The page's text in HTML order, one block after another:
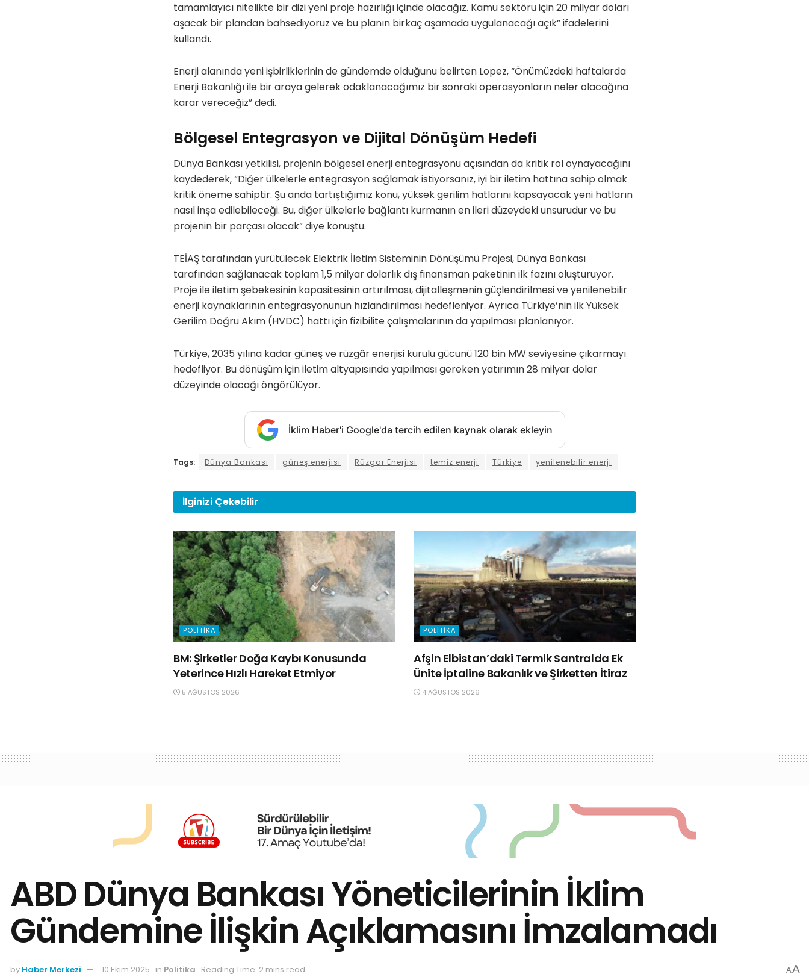
tamamlayıcı nitelikte bir dizi yeni proje hazırlığı içinde olacağız. Kamu sektörü için 20 milyar doları
aşacak bir plandan bahsediyoruz ve bu planın birkaç aşamada uygulanacağı açık” ifadelerini
kullandı.
Enerji alanında yeni işbirliklerinin de gündemde olduğunu belirten Lopez, “Önümüzdeki haftalarda
Enerji Bakanlığı ile bir araya gelerek odaklanacağımız bir sonraki operasyonların neler olacağına
karar vereceğiz” dedi.
Bölgesel Entegrasyon ve Dijital Dönüşüm Hedefi
Dünya Bankası yetkilisi, projenin bölgesel enerji entegrasyonu açısından da kritik rol oynayacağını
kaydederek, “Diğer ülkelerle entegrasyon sağlamak istiyorsanız, iyi bir iletim hattına sahip olmak
kritik öneme sahiptir. Şu anda tartıştığımız konu, yüksek gerilim hatlarını kapsayacak yeni hatların
nasıl inşa edilebileceği. Bu, diğer ülkelerle bağlantı kurmanın en ileri düzeydeki unsurudur ve bu
projenin bir parçası olacak” diye konuştu.
TEİAŞ tarafından yürütülecek Elektrik İletim Sisteminin Dönüşümü Projesi, Dünya Bankası
tarafından sağlanacak toplam 1,5 milyar dolarlık dış finansman paketinin ilk fazını oluşturuyor.
Proje ile iletim şebekesinin kapasitesinin artırılması, dijitalleşmenin güçlendirilmesi ve yenilenebilir
enerji kaynaklarının entegrasyonunun hızlandırılması hedefleniyor. Ayrıca Türkiye’nin ilk Yüksek
Gerilim Doğru Akım (HVDC) hattı için fizibilite çalışmalarının da yapılması planlanıyor.
Türkiye, 2035 yılına kadar güneş ve rüzgâr enerjisi kurulu gücünü 120 bin MW seviyesine çıkarmayı
hedefliyor. Bu dönüşüm için iletim altyapısında yapılması gereken yatırımın 28 milyar dolar
düzeyinde olacağı öngörülüyor.
İklim Haber'i Google'da tercih edilen kaynak olarak ekleyin
Tags: Dünya Bankası güneş enerjisi Rüzgar Enerjisi temiz enerji Türkiye yenilenebilir enerji
İlginizi Çekebilir
POLITIKA
BM: Şirketler Doğa Kaybı Konusunda
Yeterince Hızlı Hareket Etmiyor
5 AĞUSTOS 2026
POLITIKA
Afşin Elbistan’daki Termik Santralda Ek
Ünite İptaline Bakanlık ve Şirketten İtiraz
4 AĞUSTOS 2026
ABD Dünya Bankası Yöneticilerinin İklim
Gündemine İlişkin Açıklamasını İmzalamadı
by Haber Merkezi 10 Ekim 2025 in Politika Reading Time: 2 mins read AA